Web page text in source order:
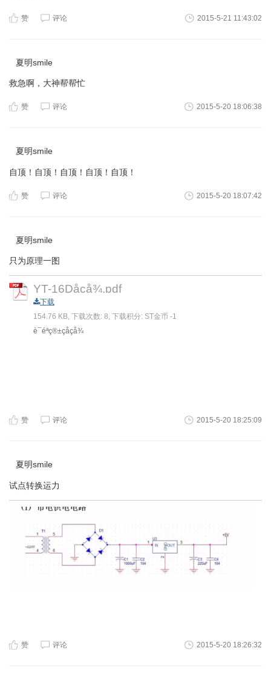
赞 评论 2015-5-21 11:43:02
夏明smile
救急啊，大神帮帮忙
赞 评论 2015-5-20 18:06:38
夏明smile
自顶！自顶！自顶！自顶！自顶！
赞 评论 2015-5-20 18:07:42
夏明smile
只为原理一图
YT-16Dåçå¾.pdf
下载
154.76 KB, 下载次数: 8, 下载积分: ST金币 -1
è¯éªç®±çåçå¾
赞 评论 2015-5-20 18:25:09
夏明smile
试点转换运力
赞 评论 2015-5-20 18:26:32